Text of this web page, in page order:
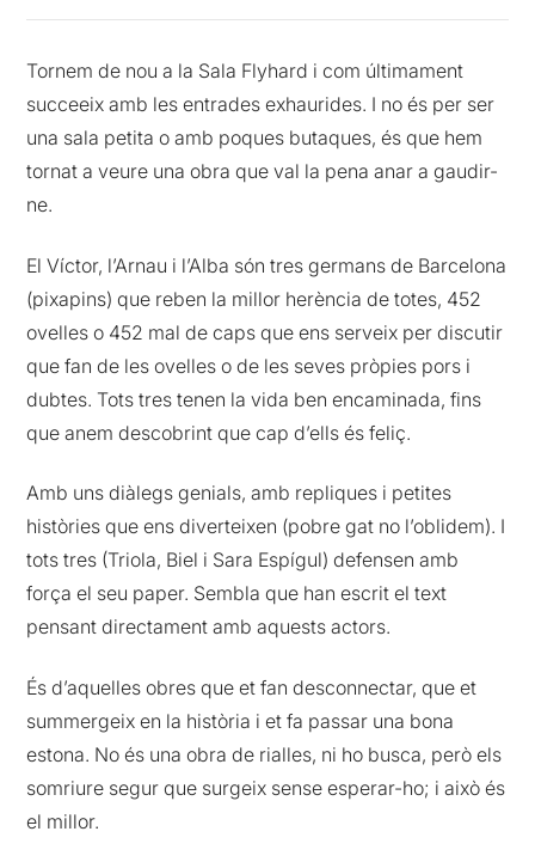
Tornem de nou a la Sala Flyhard i com últimament
succeeix amb les entrades exhaurides. I no és per ser
una sala petita o amb poques butaques, és que hem
tornat a veure una obra que val la pena anar a gaudir-
ne.
El Víctor, l’Arnau i l’Alba són tres germans de Barcelona
(pixapins) que reben la millor herència de totes, 452
ovelles o 452 mal de caps que ens serveix per discutir
que fan de les ovelles o de les seves pròpies pors i
dubtes. Tots tres tenen la vida ben encaminada, fins
que anem descobrint que cap d’ells és feliç.
Amb uns diàlegs genials, amb repliques i petites
històries que ens diverteixen (pobre gat no l’oblidem). I
tots tres (Triola, Biel i Sara Espígul) defensen amb
força el seu paper. Sembla que han escrit el text
pensant directament amb aquests actors.
És d’aquelles obres que et fan desconnectar, que et
summergeix en la història i et fa passar una bona
estona. No és una obra de rialles, ni ho busca, però els
somriure segur que surgeix sense esperar-ho; i això és
el millor.